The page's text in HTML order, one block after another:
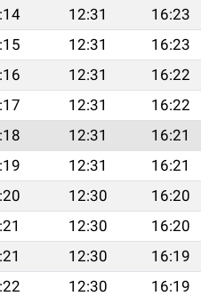
12:31 16:23
12:31 16:23
12:31 16:22
12:31 16:22
12:31 16:21
12:31 16:21
12:30 16:20
12:30 16:20
12:30 16:19
12:30 16:19